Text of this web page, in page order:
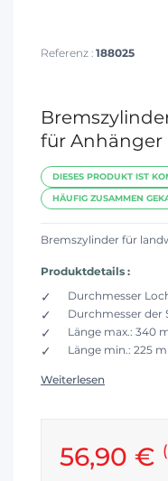
Referenz : 188025
für Anhänger
DIESES PRODUKT IST
HÄUFIG ZUSAMMEN
Bremszylinder für
Produktdetails :
Durchmesser
Durchmesser der
Länge max.: 340
Länge min.: 225
Weiterlesen
56,90 €